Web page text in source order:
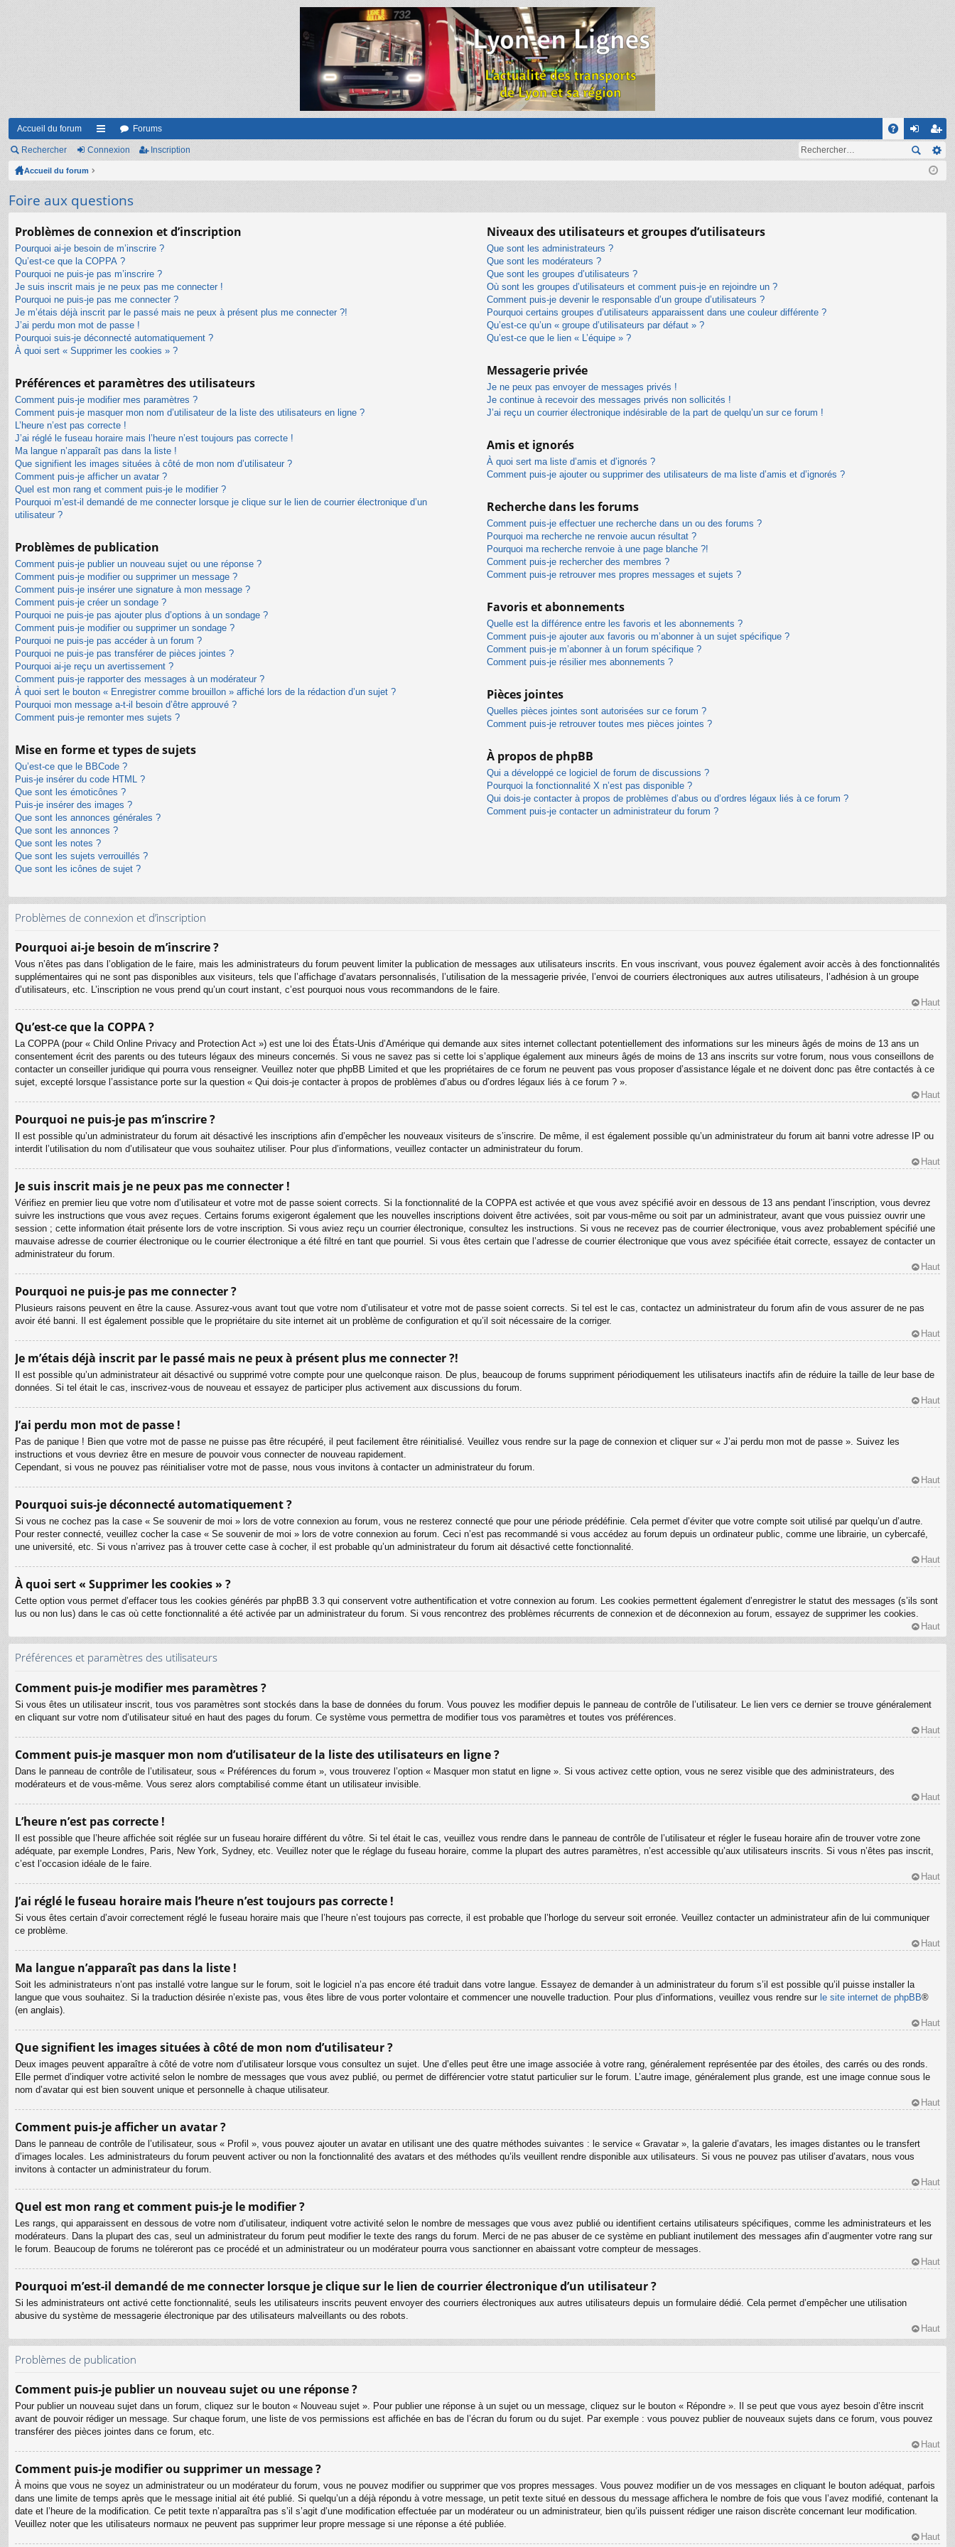
Accueil du forum
ac
ci
s
Forums
on
on
ns
cri
on
Rechercher Connexion Inscription
Accueil du forum
Foire aux questions
Problèmes de connexion et d’inscription
Pourquoi ai-je besoin de m’inscrire ?
Qu’est-ce que la COPPA ?
Pourquoi ne puis-je pas m’inscrire ?
Je suis inscrit mais je ne peux pas me connecter !
Pourquoi ne puis-je pas me connecter ?
Je m’étais déjà inscrit par le passé mais ne peux à présent plus me connecter ?!
J’ai perdu mon mot de passe !
Pourquoi suis-je déconnecté automatiquement ?
À quoi sert « Supprimer les cookies » ?
Préférences et paramètres des utilisateurs
Comment puis-je modifier mes paramètres ?
Comment puis-je masquer mon nom d’utilisateur de la liste des utilisateurs en ligne ?
L’heure n’est pas correcte !
J’ai réglé le fuseau horaire mais l’heure n’est toujours pas correcte !
Ma langue n’apparaît pas dans la liste !
Que signifient les images situées à côté de mon nom d’utilisateur ?
Comment puis-je afficher un avatar ?
Quel est mon rang et comment puis-je le modifier ?
Pourquoi m’est-il demandé de me connecter lorsque je clique sur le lien de courrier électronique d’un
utilisateur ?
Problèmes de publication
Comment puis-je publier un nouveau sujet ou une réponse ?
Comment puis-je modifier ou supprimer un message ?
Comment puis-je insérer une signature à mon message ?
Comment puis-je créer un sondage ?
Pourquoi ne puis-je pas ajouter plus d’options à un sondage ?
Comment puis-je modifier ou supprimer un sondage ?
Pourquoi ne puis-je pas accéder à un forum ?
Pourquoi ne puis-je pas transférer de pièces jointes ?
Pourquoi ai-je reçu un avertissement ?
Comment puis-je rapporter des messages à un modérateur ?
À quoi sert le bouton « Enregistrer comme brouillon » affiché lors de la rédaction d’un sujet ?
Pourquoi mon message a-t-il besoin d’être approuvé ?
Comment puis-je remonter mes sujets ?
Mise en forme et types de sujets
Qu’est-ce que le BBCode ?
Puis-je insérer du code HTML ?
Que sont les émoticônes ?
Puis-je insérer des images ?
Que sont les annonces générales ?
Que sont les annonces ?
Que sont les notes ?
Que sont les sujets verrouillés ?
Que sont les icônes de sujet ?
Niveaux des utilisateurs et groupes d’utilisateurs
Que sont les administrateurs ?
Que sont les modérateurs ?
Que sont les groupes d’utilisateurs ?
Où sont les groupes d’utilisateurs et comment puis-je en rejoindre un ?
Comment puis-je devenir le responsable d’un groupe d’utilisateurs ?
Pourquoi certains groupes d’utilisateurs apparaissent dans une couleur différente ?
Qu’est-ce qu’un « groupe d’utilisateurs par défaut » ?
Qu’est-ce que le lien « L’équipe » ?
Messagerie privée
Je ne peux pas envoyer de messages privés !
Je continue à recevoir des messages privés non sollicités !
J’ai reçu un courrier électronique indésirable de la part de quelqu’un sur ce forum !
Amis et ignorés
À quoi sert ma liste d’amis et d’ignorés ?
Comment puis-je ajouter ou supprimer des utilisateurs de ma liste d’amis et d’ignorés ?
Recherche dans les forums
Comment puis-je effectuer une recherche dans un ou des forums ?
Pourquoi ma recherche ne renvoie aucun résultat ?
Pourquoi ma recherche renvoie à une page blanche ?!
Comment puis-je rechercher des membres ?
Comment puis-je retrouver mes propres messages et sujets ?
Favoris et abonnements
Quelle est la différence entre les favoris et les abonnements ?
Comment puis-je ajouter aux favoris ou m’abonner à un sujet spécifique ?
Comment puis-je m’abonner à un forum spécifique ?
Comment puis-je résilier mes abonnements ?
Pièces jointes
Quelles pièces jointes sont autorisées sur ce forum ?
Comment puis-je retrouver toutes mes pièces jointes ?
À propos de phpBB
Qui a développé ce logiciel de forum de discussions ?
Pourquoi la fonctionnalité X n’est pas disponible ?
Qui dois-je contacter à propos de problèmes d’abus ou d’ordres légaux liés à ce forum ?
Comment puis-je contacter un administrateur du forum ?
Problèmes de connexion et d’inscription
Pourquoi ai-je besoin de m’inscrire ?
Vous n’êtes pas dans l’obligation de le faire, mais les administrateurs du forum peuvent limiter la publication de messages aux utilisateurs inscrits. En vous inscrivant, vous pouvez également avoir accès à des fonctionnalités
supplémentaires qui ne sont pas disponibles aux visiteurs, tels que l’affichage d’avatars personnalisés, l’utilisation de la messagerie privée, l’envoi de courriers électroniques aux autres utilisateurs, l’adhésion à un groupe
d’utilisateurs, etc. L’inscription ne vous prend qu’un court instant, c’est pourquoi nous vous recommandons de le faire.
Haut
Qu’est-ce que la COPPA ?
La COPPA (pour « Child Online Privacy and Protection Act ») est une loi des États-Unis d’Amérique qui demande aux sites internet collectant potentiellement des informations sur les mineurs âgés de moins de 13 ans un
consentement écrit des parents ou des tuteurs légaux des mineurs concernés. Si vous ne savez pas si cette loi s’applique également aux mineurs âgés de moins de 13 ans inscrits sur votre forum, nous vous conseillons de
contacter un conseiller juridique qui pourra vous renseigner. Veuillez noter que phpBB Limited et que les propriétaires de ce forum ne peuvent pas vous proposer d’assistance légale et ne doivent donc pas être contactés à ce
sujet, excepté lorsque l’assistance porte sur la question « Qui dois-je contacter à propos de problèmes d’abus ou d’ordres légaux liés à ce forum ? ».
Haut
Pourquoi ne puis-je pas m’inscrire ?
Il est possible qu’un administrateur du forum ait désactivé les inscriptions afin d’empêcher les nouveaux visiteurs de s’inscrire. De même, il est également possible qu’un administrateur du forum ait banni votre adresse IP ou
interdit l’utilisation du nom d’utilisateur que vous souhaitez utiliser. Pour plus d’informations, veuillez contacter un administrateur du forum.
Haut
Je suis inscrit mais je ne peux pas me connecter !
Vérifiez en premier lieu que votre nom d’utilisateur et votre mot de passe soient corrects. Si la fonctionnalité de la COPPA est activée et que vous avez spécifié avoir en dessous de 13 ans pendant l’inscription, vous devrez
suivre les instructions que vous avez reçues. Certains forums exigeront également que les nouvelles inscriptions doivent être activées, soit par vous-même ou soit par un administrateur, avant que vous puissiez ouvrir une
session ; cette information était présente lors de votre inscription. Si vous aviez reçu un courrier électronique, consultez les instructions. Si vous ne recevez pas de courrier électronique, vous avez probablement spécifié une
mauvaise adresse de courrier électronique ou le courrier électronique a été filtré en tant que pourriel. Si vous êtes certain que l’adresse de courrier électronique que vous avez spécifiée était correcte, essayez de contacter un
administrateur du forum.
Haut
Pourquoi ne puis-je pas me connecter ?
Plusieurs raisons peuvent en être la cause. Assurez-vous avant tout que votre nom d’utilisateur et votre mot de passe soient corrects. Si tel est le cas, contactez un administrateur du forum afin de vous assurer de ne pas
avoir été banni. Il est également possible que le propriétaire du site internet ait un problème de configuration et qu’il soit nécessaire de la corriger.
Haut
Je m’étais déjà inscrit par le passé mais ne peux à présent plus me connecter ?!
Il est possible qu’un administrateur ait désactivé ou supprimé votre compte pour une quelconque raison. De plus, beaucoup de forums suppriment périodiquement les utilisateurs inactifs afin de réduire la taille de leur base de
données. Si tel était le cas, inscrivez-vous de nouveau et essayez de participer plus activement aux discussions du forum.
Haut
J’ai perdu mon mot de passe !
Pas de panique ! Bien que votre mot de passe ne puisse pas être récupéré, il peut facilement être réinitialisé. Veuillez vous rendre sur la page de connexion et cliquer sur « J’ai perdu mon mot de passe ». Suivez les
instructions et vous devriez être en mesure de pouvoir vous connecter de nouveau rapidement.
Cependant, si vous ne pouvez pas réinitialiser votre mot de passe, nous vous invitons à contacter un administrateur du forum.
Haut
Pourquoi suis-je déconnecté automatiquement ?
Si vous ne cochez pas la case « Se souvenir de moi » lors de votre connexion au forum, vous ne resterez connecté que pour une période prédéfinie. Cela permet d’éviter que votre compte soit utilisé par quelqu’un d’autre.
Pour rester connecté, veuillez cocher la case « Se souvenir de moi » lors de votre connexion au forum. Ceci n’est pas recommandé si vous accédez au forum depuis un ordinateur public, comme une librairie, un cybercafé,
une université, etc. Si vous n’arrivez pas à trouver cette case à cocher, il est probable qu’un administrateur du forum ait désactivé cette fonctionnalité.
Haut
À quoi sert « Supprimer les cookies » ?
Cette option vous permet d’effacer tous les cookies générés par phpBB 3.3 qui conservent votre authentification et votre connexion au forum. Les cookies permettent également d’enregistrer le statut des messages (s’ils sont
lus ou non lus) dans le cas où cette fonctionnalité a été activée par un administrateur du forum. Si vous rencontrez des problèmes récurrents de connexion et de déconnexion au forum, essayez de supprimer les cookies.
Haut
Préférences et paramètres des utilisateurs
Comment puis-je modifier mes paramètres ?
Si vous êtes un utilisateur inscrit, tous vos paramètres sont stockés dans la base de données du forum. Vous pouvez les modifier depuis le panneau de contrôle de l’utilisateur. Le lien vers ce dernier se trouve généralement
en cliquant sur votre nom d’utilisateur situé en haut des pages du forum. Ce système vous permettra de modifier tous vos paramètres et toutes vos préférences.
Haut
Comment puis-je masquer mon nom d’utilisateur de la liste des utilisateurs en ligne ?
Dans le panneau de contrôle de l’utilisateur, sous « Préférences du forum », vous trouverez l’option « Masquer mon statut en ligne ». Si vous activez cette option, vous ne serez visible que des administrateurs, des
modérateurs et de vous-même. Vous serez alors comptabilisé comme étant un utilisateur invisible.
Haut
L’heure n’est pas correcte !
Il est possible que l’heure affichée soit réglée sur un fuseau horaire différent du vôtre. Si tel était le cas, veuillez vous rendre dans le panneau de contrôle de l’utilisateur et régler le fuseau horaire afin de trouver votre zone
adéquate, par exemple Londres, Paris, New York, Sydney, etc. Veuillez noter que le réglage du fuseau horaire, comme la plupart des autres paramètres, n’est accessible qu’aux utilisateurs inscrits. Si vous n’êtes pas inscrit,
c’est l’occasion idéale de le faire.
Haut
J’ai réglé le fuseau horaire mais l’heure n’est toujours pas correcte !
Si vous êtes certain d’avoir correctement réglé le fuseau horaire mais que l’heure n’est toujours pas correcte, il est probable que l’horloge du serveur soit erronée. Veuillez contacter un administrateur afin de lui communiquer
ce problème.
Haut
Ma langue n’apparaît pas dans la liste !
Soit les administrateurs n’ont pas installé votre langue sur le forum, soit le logiciel n’a pas encore été traduit dans votre langue. Essayez de demander à un administrateur du forum s’il est possible qu’il puisse installer la
langue que vous souhaitez. Si la traduction désirée n’existe pas, vous êtes libre de vous porter volontaire et commencer une nouvelle traduction. Pour plus d’informations, veuillez vous rendre sur le site internet de phpBB®
(en anglais).
Haut
Que signifient les images situées à côté de mon nom d’utilisateur ?
Deux images peuvent apparaître à côté de votre nom d’utilisateur lorsque vous consultez un sujet. Une d’elles peut être une image associée à votre rang, généralement représentée par des étoiles, des carrés ou des ronds.
Elle permet d’indiquer votre activité selon le nombre de messages que vous avez publié, ou permet de différencier votre statut particulier sur le forum. L’autre image, généralement plus grande, est une image connue sous le
nom d’avatar qui est bien souvent unique et personnelle à chaque utilisateur.
Haut
Comment puis-je afficher un avatar ?
Dans le panneau de contrôle de l’utilisateur, sous « Profil », vous pouvez ajouter un avatar en utilisant une des quatre méthodes suivantes : le service « Gravatar », la galerie d’avatars, les images distantes ou le transfert
d’images locales. Les administrateurs du forum peuvent activer ou non la fonctionnalité des avatars et des méthodes qu’ils veuillent rendre disponible aux utilisateurs. Si vous ne pouvez pas utiliser d’avatars, nous vous
invitons à contacter un administrateur du forum.
Haut
Quel est mon rang et comment puis-je le modifier ?
Les rangs, qui apparaissent en dessous de votre nom d’utilisateur, indiquent votre activité selon le nombre de messages que vous avez publié ou identifient certains utilisateurs spécifiques, comme les administrateurs et les
modérateurs. Dans la plupart des cas, seul un administrateur du forum peut modifier le texte des rangs du forum. Merci de ne pas abuser de ce système en publiant inutilement des messages afin d’augmenter votre rang sur
le forum. Beaucoup de forums ne toléreront pas ce procédé et un administrateur ou un modérateur pourra vous sanctionner en abaissant votre compteur de messages.
Haut
Pourquoi m’est-il demandé de me connecter lorsque je clique sur le lien de courrier électronique d’un utilisateur ?
Si les administrateurs ont activé cette fonctionnalité, seuls les utilisateurs inscrits peuvent envoyer des courriers électroniques aux autres utilisateurs depuis un formulaire dédié. Cela permet d’empêcher une utilisation
abusive du système de messagerie électronique par des utilisateurs malveillants ou des robots.
Haut
Problèmes de publication
Comment puis-je publier un nouveau sujet ou une réponse ?
Pour publier un nouveau sujet dans un forum, cliquez sur le bouton « Nouveau sujet ». Pour publier une réponse à un sujet ou un message, cliquez sur le bouton « Répondre ». Il se peut que vous ayez besoin d’être inscrit
avant de pouvoir rédiger un message. Sur chaque forum, une liste de vos permissions est affichée en bas de l’écran du forum ou du sujet. Par exemple : vous pouvez publier de nouveaux sujets dans ce forum, vous pouvez
transférer des pièces jointes dans ce forum, etc.
Haut
Comment puis-je modifier ou supprimer un message ?
À moins que vous ne soyez un administrateur ou un modérateur du forum, vous ne pouvez modifier ou supprimer que vos propres messages. Vous pouvez modifier un de vos messages en cliquant le bouton adéquat, parfois
dans une limite de temps après que le message initial ait été publié. Si quelqu’un a déjà répondu à votre message, un petit texte situé en dessous du message affichera le nombre de fois que vous l’avez modifié, contenant la
date et l’heure de la modification. Ce petit texte n’apparaîtra pas s’il s’agit d’une modification effectuée par un modérateur ou un administrateur, bien qu’ils puissent rédiger une raison discrète concernant leur modification.
Veuillez noter que les utilisateurs normaux ne peuvent pas supprimer leur propre message si une réponse a été publiée.
Haut